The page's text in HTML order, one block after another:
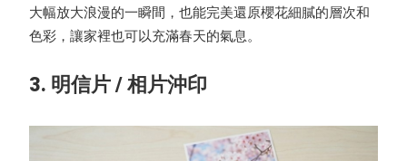
大幅放大浪漫的一瞬間，也能完美還原櫻花細膩的層次和
色彩，讓家裡也可以充滿春天的氣息。
3. 明信片 / 相片沖印